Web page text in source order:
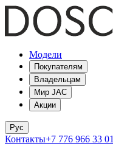
Модели
Покупателям
Владельцам
Мир JAC
Акции
Рус
Контакты+7 776 966 33 01